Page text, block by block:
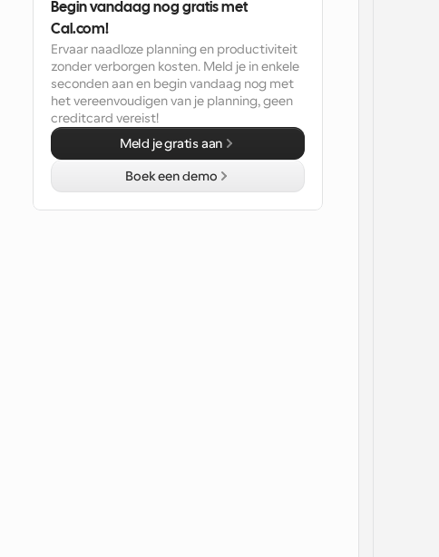
Begin vandaag nog gratis met
Cal.com!
Ervaar naadloze planning en productiviteit
zonder verborgen kosten. Meld je in enkele
seconden aan en begin vandaag nog met
het vereenvoudigen van je planning, geen
creditcard vereist!
Meld je gratis aan
Boek een demo